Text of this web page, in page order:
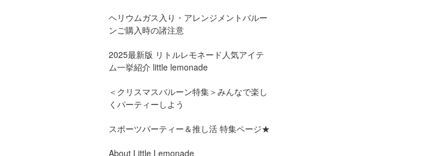
ヘリウムガス入り・アレンジメントバルー
ンご購入時の諸注意
2025最新版 リトルレモネード人気アイテ
ム一挙紹介 little lemonade
＜クリスマスバルーン特集＞みんなで楽し
くパーティーしよう
スポーツパーティー＆推し活 特集ページ★
About Little Lemonade